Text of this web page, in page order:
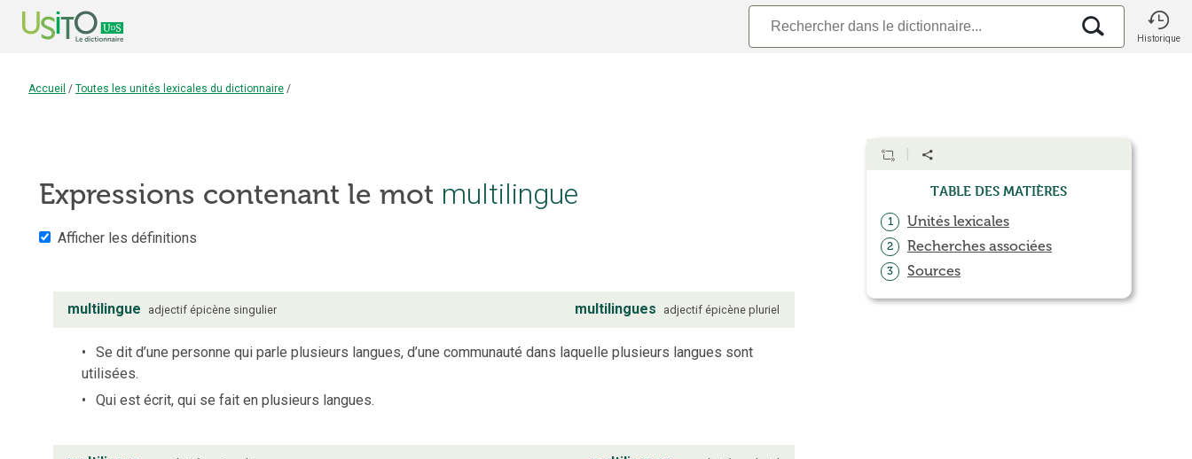
Historique
Accueil / Toutes les unités lexicales du dictionnaire /
Expressions contenant le mot multilingue
Afficher les définitions
multilingue adjectif épicène singulier multilingues adjectif épicène pluriel
Se dit d’une personne qui parle plusieurs langues, d’une communauté dans laquelle plusieurs langues sont
utilisées.
Qui est écrit, qui se fait en plusieurs langues.
Table des matières
1 Unités lexicales
2 Recherches associées
3 Sources